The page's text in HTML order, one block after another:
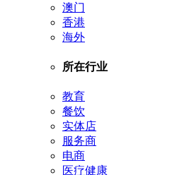
澳门
香港
海外
所在行业
教育
餐饮
实体店
服务商
电商
医疗健康